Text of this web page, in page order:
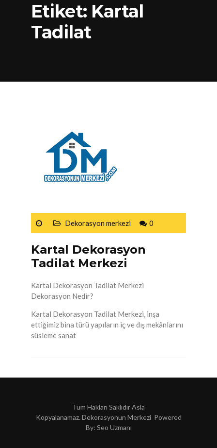
Etiket: Kartal
Tadilat
Dekorasyon merkezi 0
Kartal Dekorasyon
Tadilat Merkezi
Kartal Dekorasyon Tadilat Merkezi
Dekorasyon Nedir?
Kartal Dekorasyon Tadilat Merkezi, inşa
ettiğimiz bina türü yapıların iç ve dış mekânlarını
süsleme sanat
Tüm Hakları Saklıdır Asla
Kopyalanamaz. Dekorasyonun Merkezi Powered
By: Seo Uzmanı